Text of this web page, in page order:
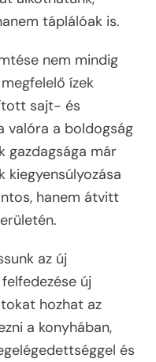
táplálóak is.
nem mindig
ízek
sajt- és
valóra a boldogság
gazdagsága már
kiegyensúlyozása
hanem átvitt
az új
új
hozhat az
a konyhában,
és